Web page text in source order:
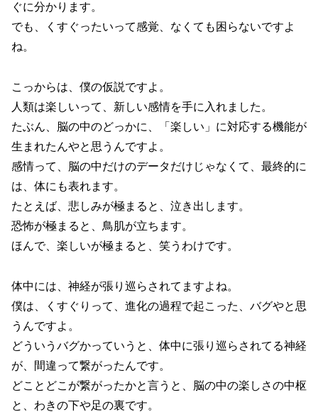
ぐに分かります。
でも、くすぐったいって感覚、なくても困らないですよ
ね。
こっからは、僕の仮説ですよ。
人類は楽しいって、新しい感情を手に入れました。
たぶん、脳の中のどっかに、「楽しい」に対応する機能が
生まれたんやと思うんですよ。
感情って、脳の中だけのデータだけじゃなくて、最終的に
は、体にも表れます。
たとえば、悲しみが極まると、泣き出します。
恐怖が極まると、鳥肌が立ちます。
ほんで、楽しいが極まると、笑うわけです。
体中には、神経が張り巡らされてますよね。
僕は、くすぐりって、進化の過程で起こった、バグやと思
うんですよ。
どういうバグかっていうと、体中に張り巡らされてる神経
が、間違って繋がったんです。
どことどこが繋がったかと言うと、脳の中の楽しさの中枢
と、わきの下や足の裏です。